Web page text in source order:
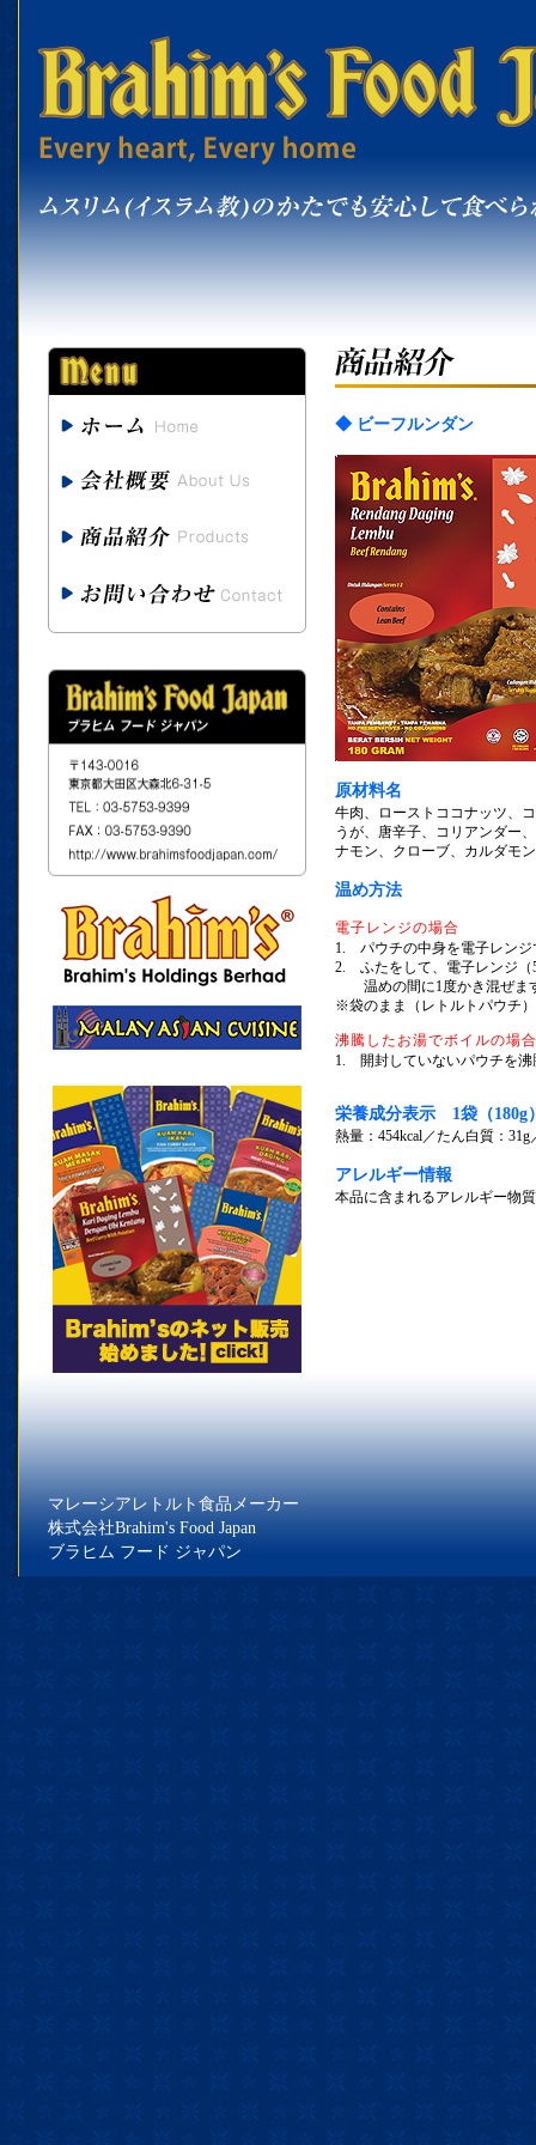
◆ ビーフルンダン
原材料名
牛肉、ローストココナッツ、
うが、唐辛子、コリアンダー
ナモン、クローブ、カルダモン
温め方法
電子レンジの場合
1. パウチの中身を電子レンジ
2. ふたをして、電子レンジ（
温めの間に1度かき混ぜま
※袋のまま（レトルトパウチ
沸騰したお湯でボイルの場合
1. 開封していないパウチを沸
栄養成分表示 1袋（180g
熱量：454kcal／たん白質：
アレルギー情報
本品に含まれるアレルギー物
マレーシアレトルト食品メーカー
株式会社Brahim's Food Japan
ブラヒム フード ジャパン